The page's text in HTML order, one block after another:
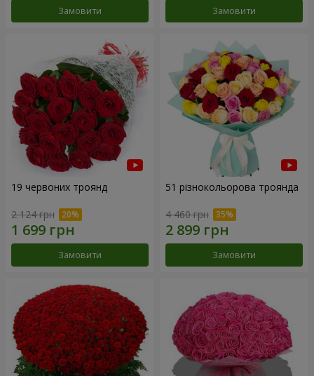
Замовити Замовити
19 червоних троянд
2 124 грн
Замовити
51 різнокольорова троянда
4 460 грн
Замовити